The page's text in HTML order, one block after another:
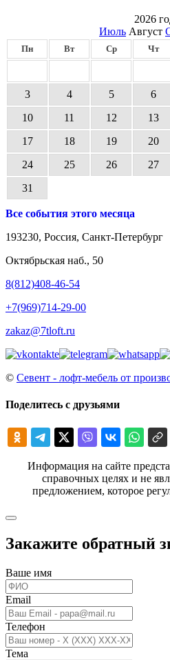
2026
Июль Август
Пн Вт Ср Чт
3
4 5 6
10
11 12 13
17
18 19 20
24
25 26 27
31
Все события этого месяца
193230, Россия, Санкт-Петербург
Октябрьская наб., 50
8(812)408-46-54
+7(969)714-29-00
zakaz@7tloft.ru
© Севент - лофт-мебель от
Поделитесь с друзьями
Информация на сайте
справочных целях и не
предложением, которое
Закажите обратный
Ваше имя
Email
Телефон
Тема